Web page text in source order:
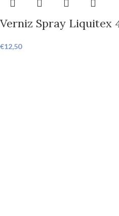
Verniz Spray Liquitex
€12,50